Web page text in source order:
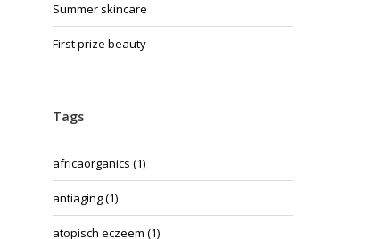
Summer skincare
First prize beauty
Tags
africaorganics (1)
antiaging(1)
atopisch eczeem (1)